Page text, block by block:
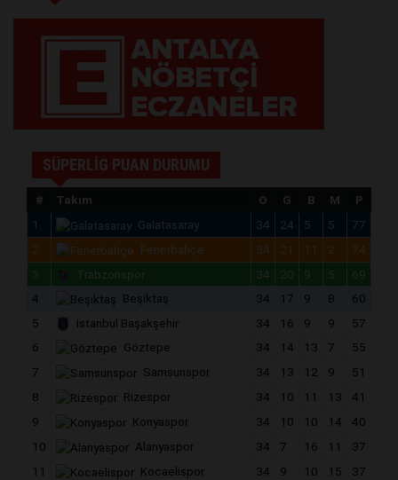
SÜPERLİG PUAN DURUMU
# Takım O G B M
P
1
Galatasaray 34 24 5 5
77
2
Fenerbahçe 34 21 11 2
74
3
Trabzonspor 34 20 9 5
69
4
Beşiktaş 34 17 9 8
60
5
İstanbul Başakşehir 34 16 9 9
57
6
Göztepe 34 14 13 7
55
7
Samsunspor 34 13 12 9
51
8
Rizespor 34 10 11 13
41
9
Konyaspor 34 10 10 14
40
10
Alanyaspor 34 7 16 11
37
11
Kocaelispor 34 9 10 15
37